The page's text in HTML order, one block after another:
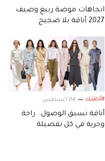
اتجاهات موضة ربيع وصيف
2027 أناقة بلا ضجيج
#أناقتك 04 أغسطس
أناقة تسبق الوصول.. راحة
وحرية في كل تفصيلة